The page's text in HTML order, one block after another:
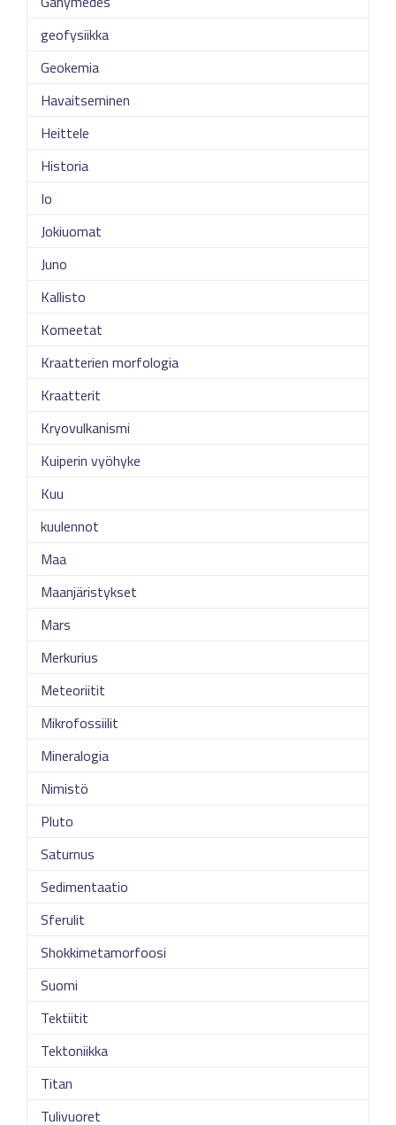
geofysiikka
Geokemia
Havaitseminen
Heittele
Historia
Io
Jokiuomat
Juno
Kallisto
Komeetat
Kraatterien morfologia
Kraatterit
Kryovulkanismi
Kuiperin vyöhyke
Kuu
kuulennot
Maa
Maanjäristykset
Mars
Merkurius
Meteoriitit
Mikrofossiilit
Mineralogia
Nimistö
Pluto
Saturnus
Sedimentaatio
Sferulit
Shokkimetamorfoosi
Suomi
Tektiitit
Tektoniikka
Titan
Tulivuoret